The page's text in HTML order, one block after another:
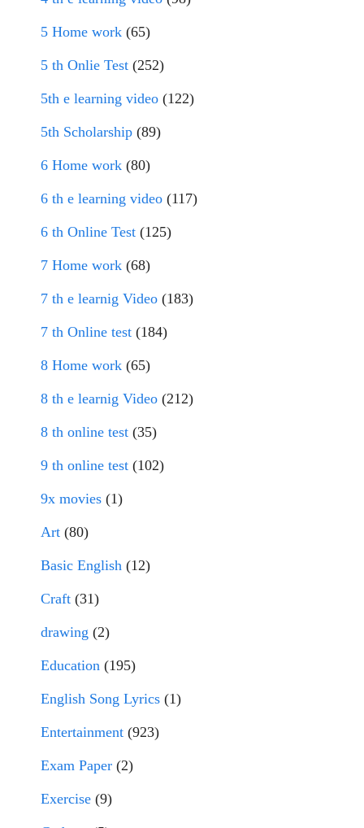
5 Home work (65)
5 th Onlie Test (252)
5th e learning video (122)
5th Scholarship (89)
6 Home work (80)
6 th e learning video (117)
6 th Online Test (125)
7 Home work (68)
7 th e learnig Video (183)
7 th Online test (184)
8 Home work (65)
8 th e learnig Video (212)
8 th online test (35)
9 th online test (102)
9x movies (1)
Art (80)
Basic English (12)
Craft (31)
drawing (2)
Education (195)
English Song Lyrics (1)
Entertainment (923)
Exam Paper (2)
Exercise (9)